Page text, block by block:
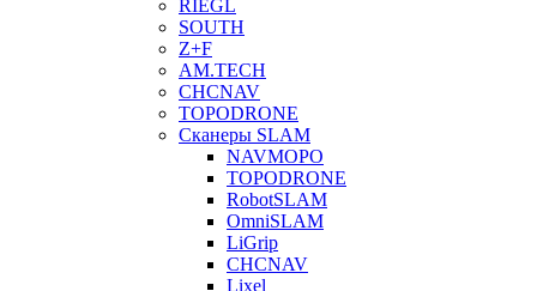
RIEGL
SOUTH
Z+F
AM.TECH
CHCNAV
TOPODRONE
Сканеры SLAM
NAVMOPO
TOPODRONE
RobotSLAM
OmniSLAM
LiGrip
CHCNAV
Lixel